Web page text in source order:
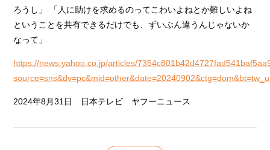
ろうし」 「人に助けを求めるのってこわいよねとか難しいよね
ということを共有できるだけでも、ずいぶん違うんじゃないか
なって」
https://news.yahoo.co.jp/articles/
2024年8月31日 日本テレビ ヤフーニュース